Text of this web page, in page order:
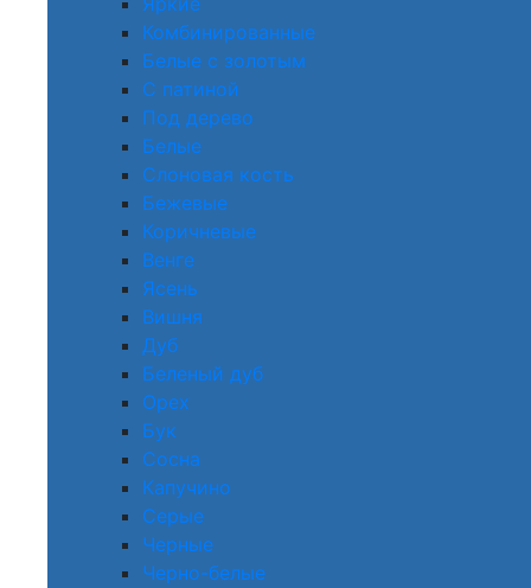
Комбинированные
Белые с золотым
С патиной
Под дерево
Белые
Слоновая кость
Бежевые
Коричневые
Венге
Ясень
Вишня
Дуб
Беленый дуб
Орех
Бук
Сосна
Капучино
Серые
Черные
Черно-белые